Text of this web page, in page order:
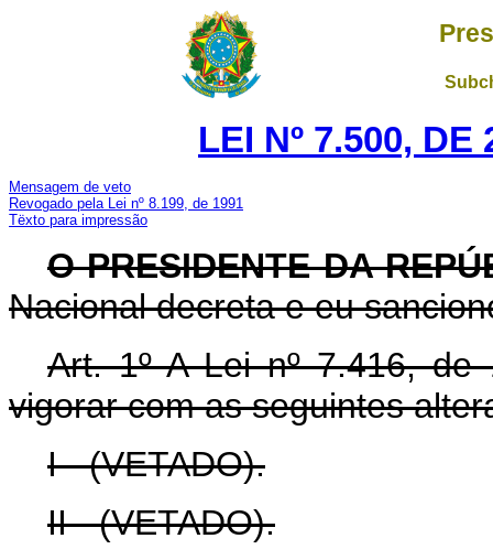
LEI Nº 7.500, DE
Mensagem de veto
Revogado pela Lei nº 8.199, de 1991
Tëxto para impressão
O PRESIDENTE DA
Nacional decreta e eu
Art. 1º A Lei nº 7.416,
vigorar com as seguintes
I - (VETADO).
II - (VETADO).